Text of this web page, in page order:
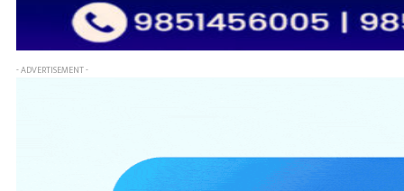
- ADVERTISEMENT -